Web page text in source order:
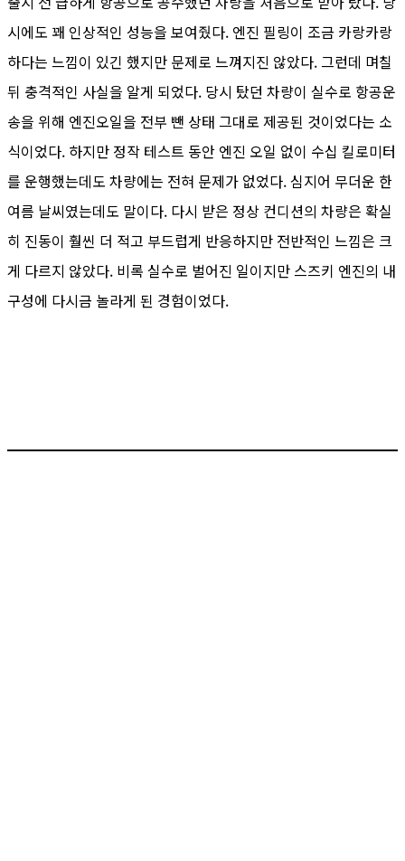
시에도 꽤 인상적인 성능을 보여줬다. 엔진 필링이 조금 카랑카랑
하다는 느낌이 있긴 했지만 문제로 느껴지진 않았다. 그런데 며칠
뒤 충격적인 사실을 알게 되었다. 당시 탔던 차량이 실수로 항공운
송을 위해 엔진오일을 전부 뺀 상태 그대로 제공된 것이었다는 소
식이었다. 하지만 정작 테스트 동안 엔진 오일 없이 수십 킬로미터
를 운행했는데도 차량에는 전혀 문제가 없었다. 심지어 무더운 한
여름 날씨였는데도 말이다. 다시 받은 정상 컨디션의 차량은 확실
히 진동이 훨씬 더 적고 부드럽게 반응하지만 전반적인 느낌은 크
게 다르지 않았다. 비록 실수로 벌어진 일이지만 스즈키 엔진의 내
구성에 다시금 놀라게 된 경험이었다.